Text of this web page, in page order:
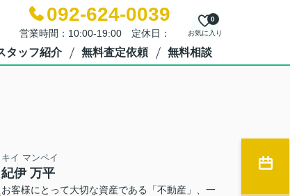
092-624-0039
営業時間：10:00-19:00 定休日： お気に入り
0
タッフ紹介 無料査定依頼 無料相談
キイ マンペイ
紀伊 万平
お客様にとって大切な資産である「不動産」、一